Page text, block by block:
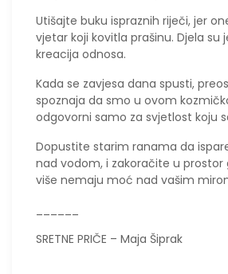
​Utišajte buku ispraznih riječi, jer
vjetar koji kovitla prašinu. Djela su
kreacija odnosa.
​Kada se zavjesa dana spusti,
spoznaja da smo u ovom
odgovorni samo za svjetlost koju
Dopustite starim ranama da
nad vodom, i zakoračite u prostor
više nemaju moć nad vašim
SRETNE PRIČE – Maja Šiprak